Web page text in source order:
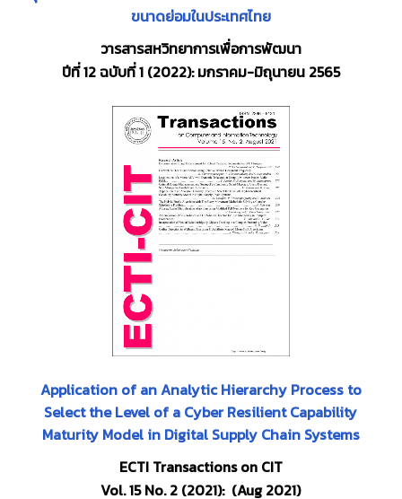
ขนาดย่อมในประเทศไทย
วารสารสหวิทยาการเพื่อการพัฒนา
ปีที่ 12 ฉบับที่ 1 (2022): มกราคม-มิถุนายน 2565
Application of an Analytic Hierarchy Process to
Select the Level of a Cyber Resilient Capability
Maturity Model in Digital Supply Chain Systems
ECTI Transactions on CIT
Vol. 15 No. 2 (2021): (Aug 2021)